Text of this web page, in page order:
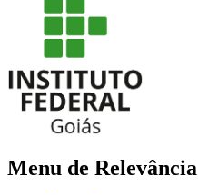
Menu de Relevância